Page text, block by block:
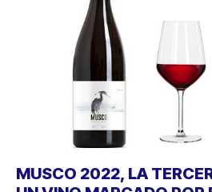
MUSCO 2022, LA